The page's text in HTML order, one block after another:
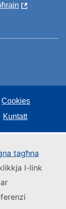
tagħna
l-link
Cookies
Kuntatt